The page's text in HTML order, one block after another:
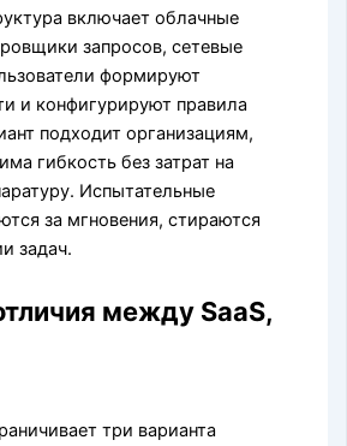
включает облачные
запросов, сетевые
формируют
и конфигурируют правила
подходит организациям,
гибкость без затрат на
Испытательные
за мгновения, стираются
задач.
между SaaS,
три варианта